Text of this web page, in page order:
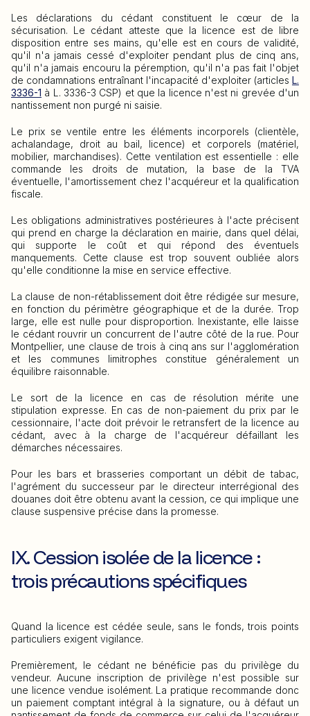
Les déclarations du cédant constituent le cœur de la
sécurisation. Le cédant atteste que la licence est de libre
disposition entre ses mains, qu'elle est en cours de validité,
qu'il n'a jamais cessé d'exploiter pendant plus de cinq ans,
qu'il n'a jamais encouru la péremption, qu'il n'a pas fait l'objet
de condamnations entraînant l'incapacité d'exploiter (articles L.
3336-1 à L. 3336-3 CSP) et que la licence n'est ni grevée d'un
nantissement non purgé ni saisie.
Le prix se ventile entre les éléments incorporels (clientèle,
achalandage, droit au bail, licence) et corporels (matériel,
mobilier, marchandises). Cette ventilation est essentielle : elle
commande les droits de mutation, la base de la TVA
éventuelle, l'amortissement chez l'acquéreur et la qualification
fiscale.
Les obligations administratives postérieures à l'acte précisent
qui prend en charge la déclaration en mairie, dans quel délai,
qui supporte le coût et qui répond des éventuels
manquements. Cette clause est trop souvent oubliée alors
qu'elle conditionne la mise en service effective.
La clause de non-rétablissement doit être rédigée sur mesure,
en fonction du périmètre géographique et de la durée. Trop
large, elle est nulle pour disproportion. Inexistante, elle laisse
le cédant rouvrir un concurrent de l'autre côté de la rue. Pour
Montpellier, une clause de trois à cinq ans sur l'agglomération
et les communes limitrophes constitue généralement un
équilibre raisonnable.
Le sort de la licence en cas de résolution mérite une
stipulation expresse. En cas de non-paiement du prix par le
cessionnaire, l'acte doit prévoir le retransfert de la licence au
cédant, avec à la charge de l'acquéreur défaillant les
démarches nécessaires.
Pour les bars et brasseries comportant un débit de tabac,
l'agrément du successeur par le directeur interrégional des
douanes doit être obtenu avant la cession, ce qui implique une
clause suspensive précise dans la promesse.
IX. Cession isolée de la licence :
trois précautions spécifiques
Quand la licence est cédée seule, sans le fonds, trois points
particuliers exigent vigilance.
Premièrement, le cédant ne bénéficie pas du privilège du
vendeur. Aucune inscription de privilège n'est possible sur
une licence vendue isolément. La pratique recommande donc
un paiement comptant intégral à la signature, ou à défaut un